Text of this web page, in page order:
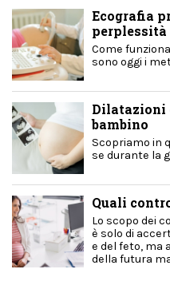
Ecografia
perplessità
Come
sono oggi i
Dilatazioni
bambino
Scopriamo in
se durante la
Quali
Lo scopo dei
è solo di
e del feto, ma
della futura